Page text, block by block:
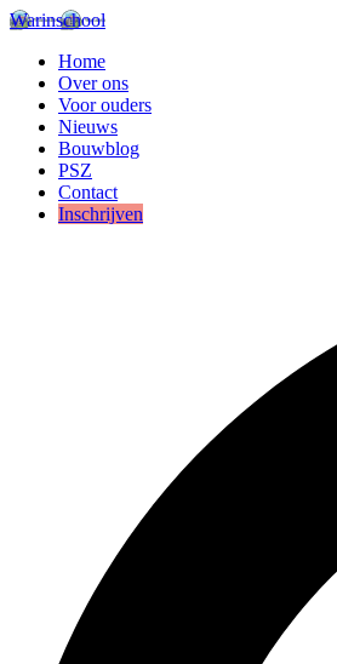
Warinschool
Home
Over ons
Voor ouders
Nieuws
Bouwblog
PSZ
Contact
Inschrijven